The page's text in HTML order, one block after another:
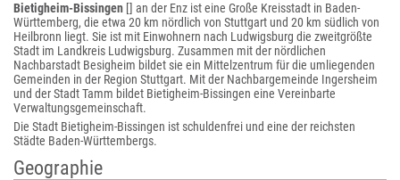
Bietigheim-Bissingen [] an der Enz ist eine Große Kreisstadt in Baden-
Württemberg, die etwa 20 km nördlich von Stuttgart und 20 km südlich von
Heilbronn liegt. Sie ist mit Einwohnern nach Ludwigsburg die zweitgrößte
Stadt im Landkreis Ludwigsburg. Zusammen mit der nördlichen
Nachbarstadt Besigheim bildet sie ein Mittelzentrum für die umliegenden
Gemeinden in der Region Stuttgart. Mit der Nachbargemeinde Ingersheim
und der Stadt Tamm bildet Bietigheim-Bissingen eine Vereinbarte
Verwaltungsgemeinschaft.
Die Stadt Bietigheim-Bissingen ist schuldenfrei und eine der reichsten
Städte Baden-Württembergs.
Geographie